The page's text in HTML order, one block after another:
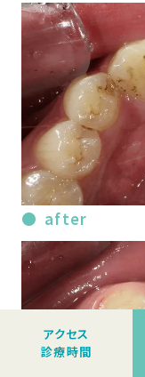
after
アクセス
診療時間